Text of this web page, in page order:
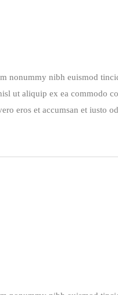
nonummy nibh euismod
ut aliquip ex ea commodo
eros et accumsan et iusto